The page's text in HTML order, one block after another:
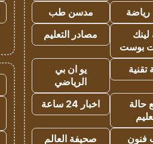
رياضة
مدسن طب
لينك
بوست
مصادر التعليم
تقنية
يو ان بي
الرياضي
حالة
اخبار 24 ساعة
فنون صحيفة العالم